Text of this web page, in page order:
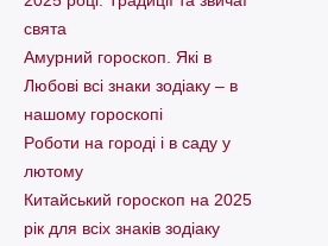
свята
Амурний гороскоп. Які в
Любові всі знаки зодіаку – в
нашому гороскопі
Pоботи на городі і в саду у
лютому
Китайський гороскоп на 2025
рік для всіх знаків зодіаку